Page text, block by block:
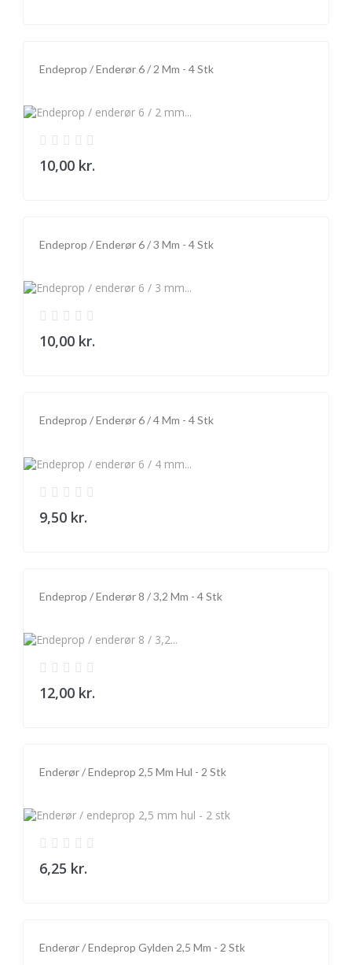
Endeprop / Enderør 6 / 2 Mm - 4 Stk
10,00 kr.
Endeprop / Enderør 6 / 3 Mm - 4 Stk
10,00 kr.
Endeprop / Enderør 6 / 4 Mm - 4 Stk
9,50 kr.
Endeprop / Enderør 8 / 3,2 Mm - 4 Stk
12,00 kr.
Enderør / Endeprop 2,5 Mm Hul - 2 Stk
6,25 kr.
Enderør / Endeprop Gylden 2,5 Mm - 2 Stk